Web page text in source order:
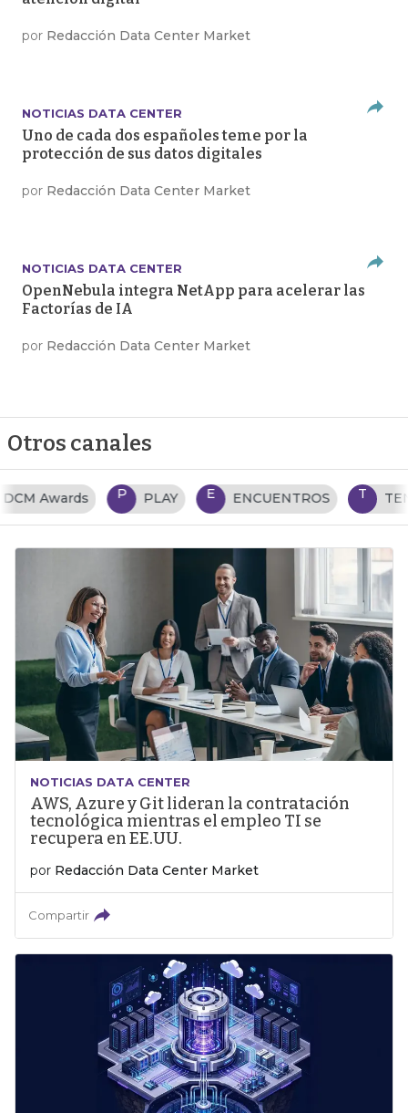
por Redacción Data Center Market
NOTICIAS DATA CENTER
Uno de cada dos españoles teme por la
protección de sus datos digitales
por Redacción Data Center Market
NOTICIAS DATA CENTER
OpenNebula integra NetApp para acelerar las
Factorías de IA
por Redacción Data Center Market
Otros canales
P PLAY E ENCUENTROS T TENDENCIAS TI
NOTICIAS DATA CENTER
AWS, Azure y Git lideran la contratación
tecnológica mientras el empleo TI se
recupera en EE.UU.
por Redacción Data Center Market
Compartir